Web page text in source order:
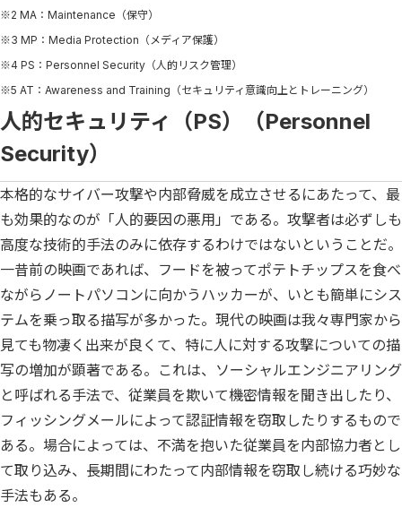
※2 MA：Maintenance（保守）
※3 MP：Media Protection（メディア保護）
※4 PS：Personnel Security（人的リスク管理）
※5 AT：Awareness and Training（セキュリティ意識向上とトレーニング）
人的セキュリティ（PS）（Personnel
Security）
本格的なサイバー攻撃や内部脅威を成立させるにあたって、最
も効果的なのが「人的要因の悪用」である。攻撃者は必ずしも
高度な技術的手法のみに依存するわけではないということだ。
一昔前の映画であれば、フードを被ってポテトチップスを食べ
ながらノートパソコンに向かうハッカーが、いとも簡単にシス
テムを乗っ取る描写が多かった。現代の映画は我々専門家から
見ても物凄く出来が良くて、特に人に対する攻撃についての描
写の増加が顕著である。これは、ソーシャルエンジニアリング
と呼ばれる手法で、従業員を欺いて機密情報を聞き出したり、
フィッシングメールによって認証情報を窃取したりするもので
ある。場合によっては、不満を抱いた従業員を内部協力者とし
て取り込み、長期間にわたって内部情報を窃取し続ける巧妙な
手法もある。